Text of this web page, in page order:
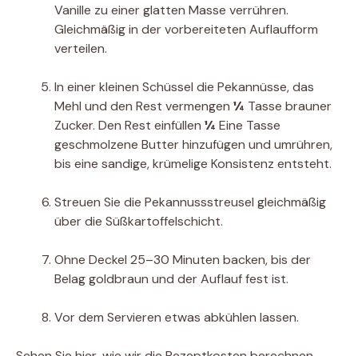
Vanille zu einer glatten Masse verrühren.
Gleichmäßig in der vorbereiteten Auflaufform
verteilen.
In einer kleinen Schüssel die Pekannüsse, das
Mehl und den Rest vermengen ¼ Tasse brauner
Zucker. Den Rest einfüllen ¼ Eine Tasse
geschmolzene Butter hinzufügen und umrühren,
bis eine sandige, krümelige Konsistenz entsteht.
Streuen Sie die Pekannussstreusel gleichmäßig
über die Süßkartoffelschicht.
Ohne Deckel 25–30 Minuten backen, bis der
Belag goldbraun und der Auflauf fest ist.
Vor dem Servieren etwas abkühlen lassen.